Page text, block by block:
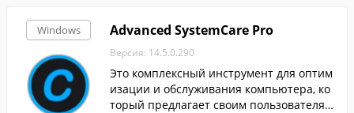
Windows Advanced SystemCare Pro
Версия: 14.5.0.290
Это комплексный инструмент для оптим
изации и обслуживания компьютера, ко
торый предлагает своим пользователям